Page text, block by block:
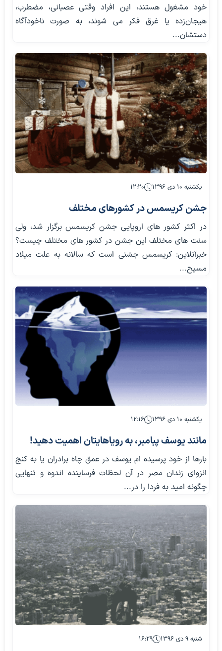
خود مشغول هستند، این افراد وقتی عصبانی، مضطرب،
هیجان‌زده یا غرق فکر می شوند، به صورت ناخودآگاه
دستشان...
یکشنبه ۱۰ دی ۱۳۹۶ ۱۲:۲۰
جشن کریسمس در کشورهای مختلف
در اکثر کشور های اروپایی جشن کریسمس برگزار شد، ولی
سنت های مختلف این جشن در کشور های مختلف چیست؟
خبرآنلاین: کریسمس جشنی است که سالانه به علت میلاد
مسیح...
یکشنبه ۱۰ دی ۱۳۹۶ ۱۲:۱۶
مانند یوسف پبامبر، به رویاهایتان اهمیت دهید!
بارها از خود پرسیده ام یوسف در عمق چاه برادران یا به کنج
انزوای زندان مصر در آن لحظات فرساینده اندوه و تنهایی
چگونه امید به فردا را در...
شنبه ۹ دی ۱۳۹۶ ۱۶:۲۹